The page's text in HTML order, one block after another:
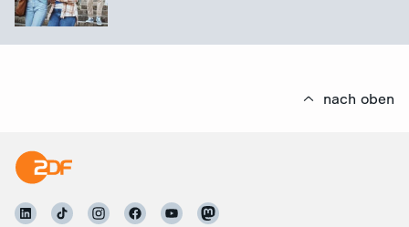
nach oben